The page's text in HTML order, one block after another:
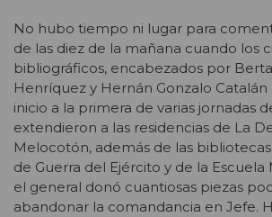
No hubo tiempo ni lugar para
de las diez de la mañana cuando los
bibliográficos, encabezados por
Henríquez y Hernán Gonzalo
inicio a la primera de varias jornadas
extendieron a las residencias de La
Melocotón, además de las
de Guerra del Ejército y de la Escuela
el general donó cuantiosas piezas
abandonar la comandancia en Jefe.